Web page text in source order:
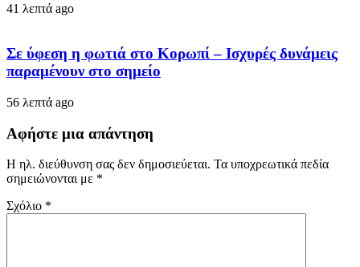
41 λεπτά ago
Σε ύφεση η φωτιά στο Κορωπί – Ισχυρές δυνάμεις
παραμένουν στο σημείο
56 λεπτά ago
Αφήστε μια απάντηση
Η ηλ. διεύθυνση σας δεν δημοσιεύεται. Τα υποχρεωτικά πεδία
σημειώνονται με *
Σχόλιο *